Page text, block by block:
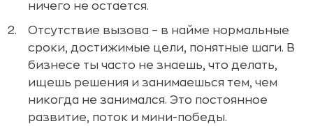
ничего не остается.
Отсутствие вызова – в найме нормальные
сроки, достижимые цели, понятные шаги. В
бизнесе ты часто не знаешь, что делать,
ищешь решения и занимаешься тем, чем
никогда не занимался. Это постоянное
развитие, поток и мини-победы.